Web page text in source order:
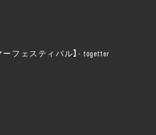
フェスティバル】- togetter